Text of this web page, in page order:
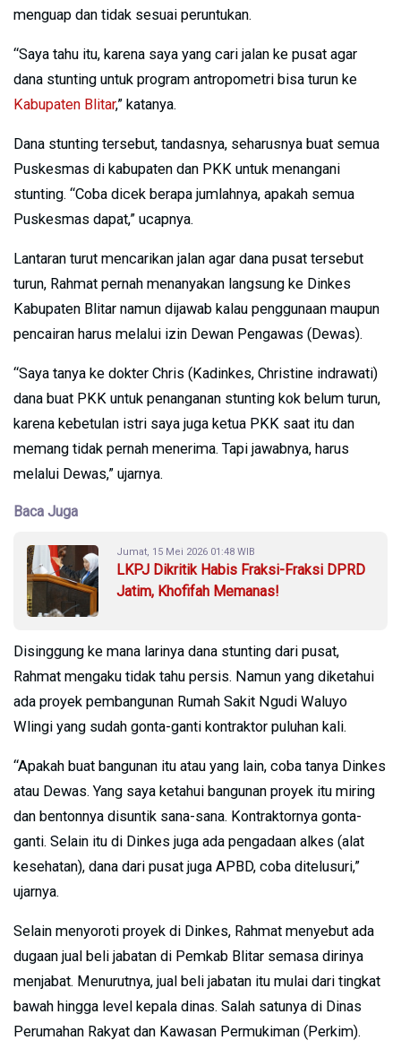
menguap dan tidak sesuai peruntukan.
“Saya tahu itu, karena saya yang cari jalan ke pusat agar
dana stunting untuk program antropometri bisa turun ke
Kabupaten Blitar,” katanya.
Dana stunting tersebut, tandasnya, seharusnya buat semua
Puskesmas di kabupaten dan PKK untuk menangani
stunting. “Coba dicek berapa jumlahnya, apakah semua
Puskesmas dapat,” ucapnya.
Lantaran turut mencarikan jalan agar dana pusat tersebut
turun, Rahmat pernah menanyakan langsung ke Dinkes
Kabupaten Blitar namun dijawab kalau penggunaan maupun
pencairan harus melalui izin Dewan Pengawas (Dewas).
“Saya tanya ke dokter Chris (Kadinkes, Christine indrawati)
dana buat PKK untuk penanganan stunting kok belum turun,
karena kebetulan istri saya juga ketua PKK saat itu dan
memang tidak pernah menerima. Tapi jawabnya, harus
melalui Dewas,” ujarnya.
Baca Juga
Jumat, 15 Mei 2026 01:48 WIB
LKPJ Dikritik Habis Fraksi-Fraksi DPRD
Jatim, Khofifah Memanas!
Disinggung ke mana larinya dana stunting dari pusat,
Rahmat mengaku tidak tahu persis. Namun yang diketahui
ada proyek pembangunan Rumah Sakit Ngudi Waluyo
Wlingi yang sudah gonta-ganti kontraktor puluhan kali.
“Apakah buat bangunan itu atau yang lain, coba tanya Dinkes
atau Dewas. Yang saya ketahui bangunan proyek itu miring
dan bentonnya disuntik sana-sana. Kontraktornya gonta-
ganti. Selain itu di Dinkes juga ada pengadaan alkes (alat
kesehatan), dana dari pusat juga APBD, coba ditelusuri,”
ujarnya.
Selain menyoroti proyek di Dinkes, Rahmat menyebut ada
dugaan jual beli jabatan di Pemkab Blitar semasa dirinya
menjabat. Menurutnya, jual beli jabatan itu mulai dari tingkat
bawah hingga level kepala dinas. Salah satunya di Dinas
Perumahan Rakyat dan Kawasan Permukiman (Perkim).